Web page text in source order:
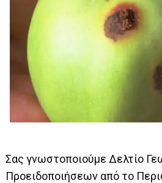
Σας γνωστοποιούμε Δελτίο
Προειδοποιήσεων από το